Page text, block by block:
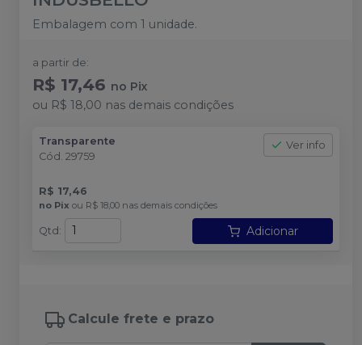
Embalagem com 1 unidade.
a partir de:
R$ 17,46 no Pix
ou R$ 18,00 nas demais condições
Transparente
Cód. 29759
Ver info
R$ 17,46
no Pix ou R$ 18,00 nas demais condições
Qtd : Adicionar
Calcule frete e prazo